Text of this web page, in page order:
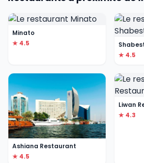
Minato
★ 4.5
★ 4.5
Ashiana Restaurant
★ 4.5
Liwan
★ 4.3